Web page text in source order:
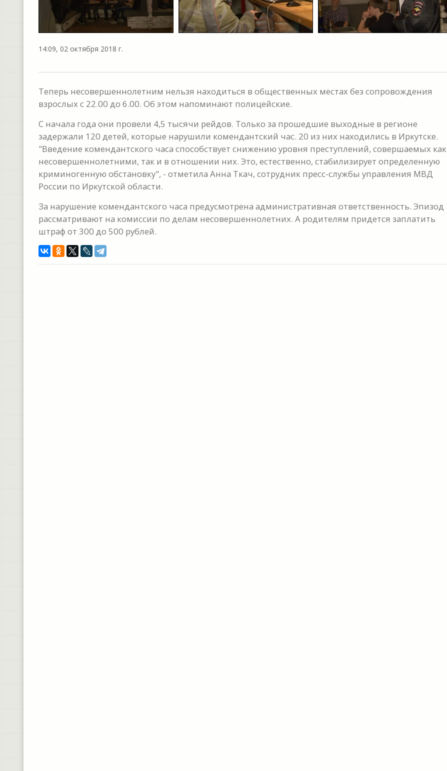
14:09, 02 октября 2018 г.
Теперь несовершеннолетним нельзя находиться в общественных местах без сопровождения
взрослых с 22.00 до 6.00. Об этом напоминают полицейские.
С начала года они провели 4,5 тысячи рейдов. Только за прошедшие выходные в регионе
задержали 120 детей, которые нарушили комендантский час. 20 из них находились в Иркутске.
"Введение комендантского часа способствует снижению уровня преступлений, совершаемых как
несовершеннолетними, так и в отношении них. Это, естественно, стабилизирует определенную
криминогенную обстановку", - отметила Анна Ткач, сотрудник пресс-службы управления МВД
России по Иркутской области.
За нарушение комендантского часа предусмотрена административная ответственность. Эпизод
рассматривают на комиссии по делам несовершеннолетних. А родителям придется заплатить
штраф от 300 до 500 рублей.